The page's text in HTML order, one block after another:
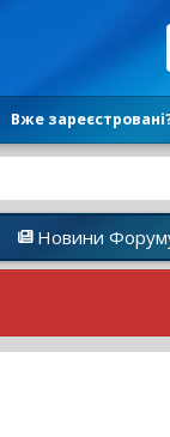
Вже
Форуму